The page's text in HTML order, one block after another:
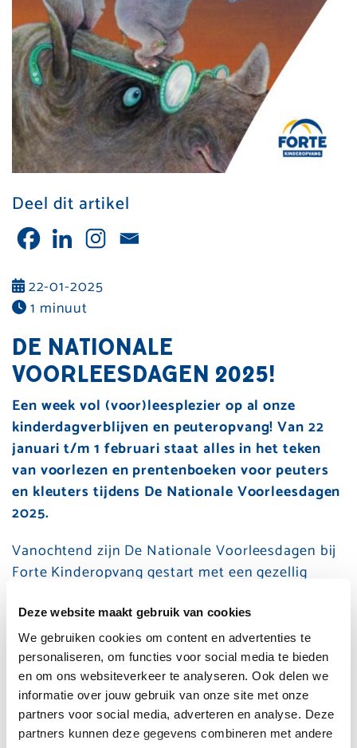
Deze website maakt gebruik van cookies
We gebruiken cookies om content en advertenties te
personaliseren, om functies voor social media te bieden
en om ons websiteverkeer te analyseren. Ook delen we
informatie over jouw gebruik van onze site met onze
partners voor social media, adverteren en analyse. Deze
partners kunnen deze gegevens combineren met andere
Deel dit artikel
22-01-2025
1 minuut
DE NATIONALE
VOORLEESDAGEN 2025!
Een week vol (voor)leesplezier op al onze
kinderdagverblijven en peuteropvang! Van 22
januari t/m 1 februari staat alles in het teken
van voorlezen en prentenboeken voor peuters
en kleuters tijdens De Nationale Voorleesdagen
2025.
Vanochtend zijn De Nationale Voorleesdagen bij
Forte Kinderopvang gestart met een gezellig
een komen en gaan van hoog bezoek. De
kinderen zaten er in een fijne pyjama klaar voor.
Verschillende wethouders kwamen voorlezen op
Kinderdagverblijf De Paradijsvogel,
Kinderdagverblijf Het Zandkasteel en
Kinderdagverblijf De Beestenboel en